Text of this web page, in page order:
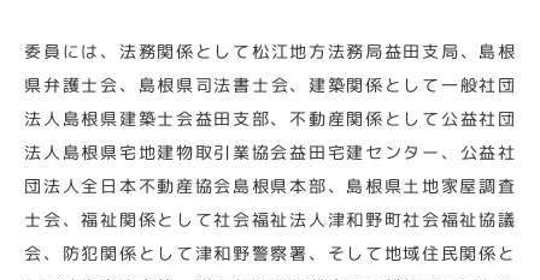
委員には、法務関係として松江地方法務局益田支局、島根
県弁護士会、島根県司法書士会、建築関係として一般社団
法人島根県建築士会益田支部、不動産関係として公益社団
法人島根県宅地建物取引業協会益田宅建センター、公益社
団法人全日本不動産協会島根県本部、島根県土地家屋調査
士会、福祉関係として社会福祉法人津和野町社会福祉協議
会、防犯関係として津和野警察署、そして地域住民関係と